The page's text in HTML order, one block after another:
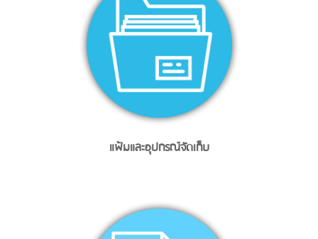
แฟ้มและอุปกรณ์จัดเก็บ